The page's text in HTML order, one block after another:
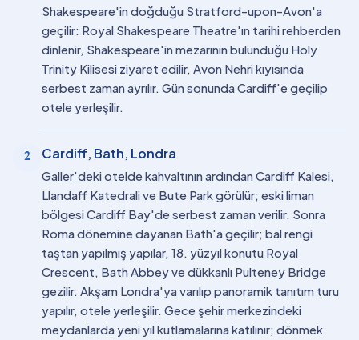
Shakespeare'in doğduğu Stratford-upon-Avon'a
geçilir: Royal Shakespeare Theatre'ın tarihi rehberden
dinlenir, Shakespeare'in mezarının bulunduğu Holy
Trinity Kilisesi ziyaret edilir, Avon Nehri kıyısında
serbest zaman ayrılır. Gün sonunda Cardiff'e geçilip
otele yerleşilir.
2 Cardiff, Bath, Londra
Galler'deki otelde kahvaltının ardından Cardiff Kalesi,
Llandaff Katedrali ve Bute Park görülür; eski liman
bölgesi Cardiff Bay'de serbest zaman verilir. Sonra
Roma dönemine dayanan Bath'a geçilir; bal rengi
taştan yapılmış yapılar, 18. yüzyıl konutu Royal
Crescent, Bath Abbey ve dükkanlı Pulteney Bridge
gezilir. Akşam Londra'ya varılıp panoramik tanıtım turu
yapılır, otele yerleşilir. Gece şehir merkezindeki
meydanlarda yeni yıl kutlamalarına katılınır; dönmek